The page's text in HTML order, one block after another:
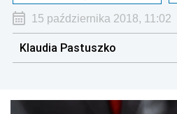
15 października 2018, 11:02
Klaudia Pastuszko